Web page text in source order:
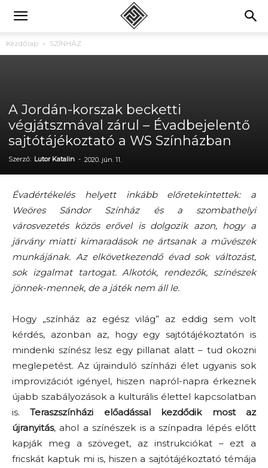
Kezdőlap SZÍNHÁZ
A Jordán-korszak becketti
végjátszmával zárul – Évadbejelentő
sajtótájékoztató a WS Színházban
Szerző: Lutor Katalin - 2020. jún. 11.
Évadértékelés helyett inkább előretekintettek: a
Weöres Sándor Színház és a szombathelyi
városvezetés közös erővel is dolgozik azon, hogy a
járvány miatti kimaradások ne ártsanak a művészek
munkájának. Az elkövetkezendő évad sok változást,
sok izgalmat tartogat. Alkotók, rendezők, színészek
jönnek-mennek, de a játék nem áll le.
Hogy „színház az egész világ” az eddig sem volt
kérdés, azonban az, hogy egy sajtótájékoztatón is
mindenki színész lesz egy pillanat alatt – tud okozni
meglepetést. Az újrainduló színházi élet ugyanis sok
improvizációt igényel, hiszen napról-napra érkeznek
újabb szabályozások a kulturális élettel kapcsolatban
is.Teraszszínházi előadással kezdődik most az
újranyitás, ahol a színészek is a színpadra lépés előtt
kapják meg a szöveget, az instrukciókat – ezt a
fricskát kaptuk mi is, hiszen a sajtótájékoztató témája